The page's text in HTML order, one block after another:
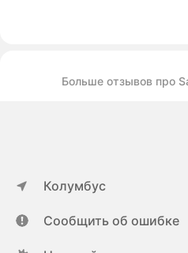
Больше отзывов про
Колумбус
Сообщить об ошибке